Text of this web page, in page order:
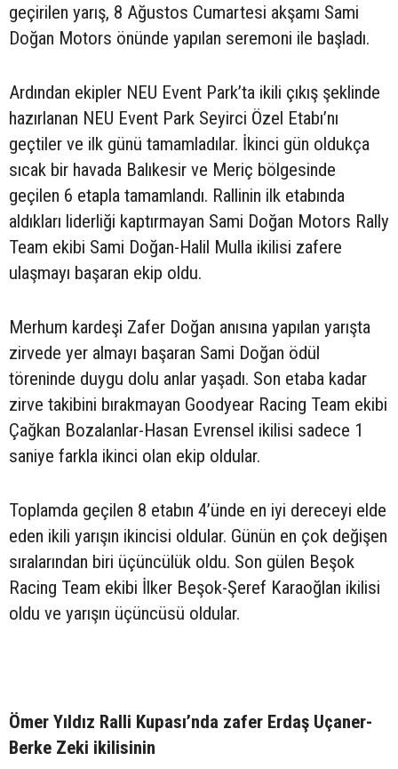
geçirilen yarış, 8 Ağustos Cumartesi akşamı Sami
Doğan Motors önünde yapılan seremoni ile başladı.
Ardından ekipler NEU Event Park’ta ikili çıkış şeklinde
hazırlanan NEU Event Park Seyirci Özel Etabı’nı
geçtiler ve ilk günü tamamladılar. İkinci gün oldukça
sıcak bir havada Balıkesir ve Meriç bölgesinde
geçilen 6 etapla tamamlandı. Rallinin ilk etabında
aldıkları liderliği kaptırmayan Sami Doğan Motors Rally
Team ekibi Sami Doğan-Halil Mulla ikilisi zafere
ulaşmayı başaran ekip oldu.
Merhum kardeşi Zafer Doğan anısına yapılan yarışta
zirvede yer almayı başaran Sami Doğan ödül
töreninde duygu dolu anlar yaşadı. Son etaba kadar
zirve takibini bırakmayan Goodyear Racing Team ekibi
Çağkan Bozalanlar-Hasan Evrensel ikilisi sadece 1
saniye farkla ikinci olan ekip oldular.
Toplamda geçilen 8 etabın 4’ünde en iyi dereceyi elde
eden ikili yarışın ikincisi oldular. Günün en çok değişen
sıralarından biri üçüncülük oldu. Son gülen Beşok
Racing Team ekibi İlker Beşok-Şeref Karaoğlan ikilisi
oldu ve yarışın üçüncüsü oldular.
Ömer Yıldız Ralli Kupası’nda zafer Erdaş Uçaner-
Berke Zeki ikilisinin